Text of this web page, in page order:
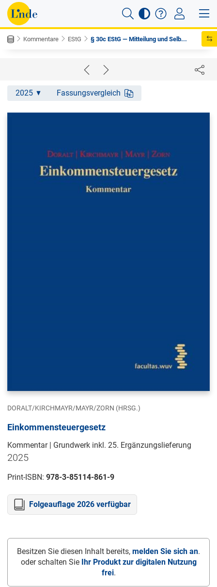
Kommentare EStG § 30c EStG — Mitteilung und Selb...
2025 Fassungsvergleich
DORALT/KIRCHMAYR/MAYR/ZORN (HRSG.)
Einkommensteuergesetz
Kommentar | Grundwerk inkl. 25. Ergänzungslieferung
2025
Print-ISBN: 978-3-85114-861-9
Folgeauflage 2026 verfügbar
Besitzen Sie diesen Inhalt bereits, melden Sie sich an.
oder schalten Sie
Ihr Produkt zur digitalen Nutzung
frei.